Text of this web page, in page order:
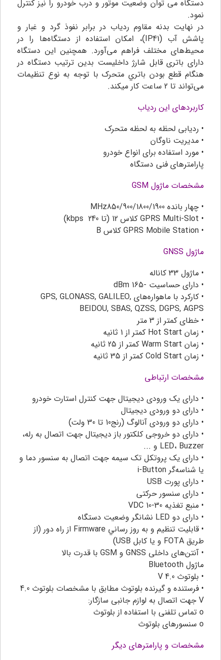
دستگاه می توان وضعیت موتور و درب خودرو را نیز کنترل
نمود.
در نهایت بدنه مقاوم ردیاب در برابر نفوذ گرد و غبار و
پاشش آب (IP41)، امکان استفاده از دستگاه‌ها را در
محیط‌های مختلف فراهم می‌آورد. همچنین این دستگاه
دارای باتری قابل شارژ داخلیست بدين ترتيب دستگاه در
هنگام قطع بودن باتري متحرک با توجه به نوع تنظیمات
می‌تواند تا 2 ساعت کار میکند.
کاربردهای این ردیاب
• ردیابی لحظه به لحظه متحرک
• مدیریت ناوگان
• مورد استفاده برای انواع خودرو
پارامترهای فنی دستگاه
مشخصات ماژول GSM
• چهار بانده MHz850/900/1800/1900
• GPRS Multi-Slot کلاس 12 (تا kbps 240)
• GPRS Mobile Station کلاس B
ماژول GNSS
• ماژول 33 کاناله
• دارای حساسیت -165 dBm
• کارکرد با ماهواره‌های GPS, GLONASS, GALILEO,
BEIDOU, SBAS, QZSS, DGPS, AGPS
• خطای کمتر از 3 متر
• زمان Hot Start کمتر از 1 ثانیه
• زمان Warm Start کمتر از 25 ثانیه
• زمان Cold Start کمتر از 35 ثانیه
مشخصات ارتباطی
• دارای یک ورودی دیجیتال جهت کنترل استارت خودرو
• دارای دو ورودی دیجیتال
• دارای دو ورودی آنالوگ (رنج10 تا 30 ولت)
• دارای دو خروجی کلکتور باز دیجیتال جهت اتصال به رله،
LED، Buzzer و ...
• دارای یک پروتکل تک سیمه جهت اتصال به سنسور دما و
یا شناسه‌گر i-Button
• دارای پورت USB
• دارای سنسور حرکتی
• منبع تغذیه VDC 10-30
• دارای دو LED نشانگر وضعیت دستگاه
• قابلیت تنظیم و به روز رساني Firmware از راه دور (از
طریق FOTA و یا کابل USB)
• آنتن‌های داخلی GNSS و GSM با قدرت بالا
ماژول Bluetooth
• بلوتوث 4.0 V
• فرستنده و گیرنده بلوتوث مطابق با مشخصات بلوتوث 4.0
V جهت اتصال به لوازم جانبی سازگار:
o تماس تلفنی با استفاده از بلوتوث
o سنسورهای بلوتوث
مشخصات و پارامترهای دیگر